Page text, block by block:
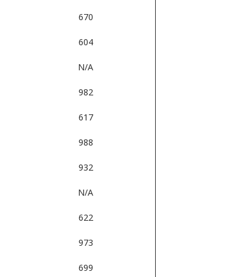
670
604
N/A
982
617
988
932
N/A
622
973
699